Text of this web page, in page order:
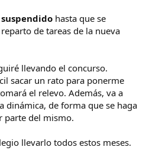
suspendido hasta que se
de tareas de la nueva
llevando el concurso.
sacar un rato para ponerme
el relevo. Además, va a
dinámica, de forma que se haga
parte del mismo.
llevarlo todos estos meses.